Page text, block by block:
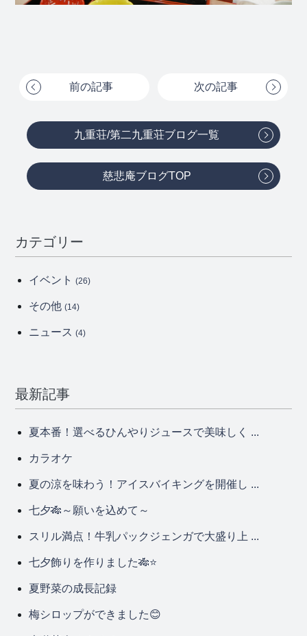
前の記事 次の記事
九重荘/第二九重荘ブログ一覧
慈悲庵ブログTOP
カテゴリー
イベント(26)
その他(14)
ニュース(4)
最新記事
夏本番！選べるひんやりジュースで美味しく ...
カラオケ
夏の涼を味わう！アイスバイキングを開催し ...
七夕🎋～願いを込めて～
スリル満点！牛乳パックジェンガで大盛り上 ...
七夕飾りを作りました🎋⭐
夏野菜の成長記録
梅シロップができました😊